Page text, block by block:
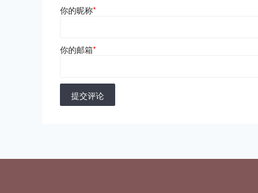
你的昵称*
你的邮箱*
提交评论